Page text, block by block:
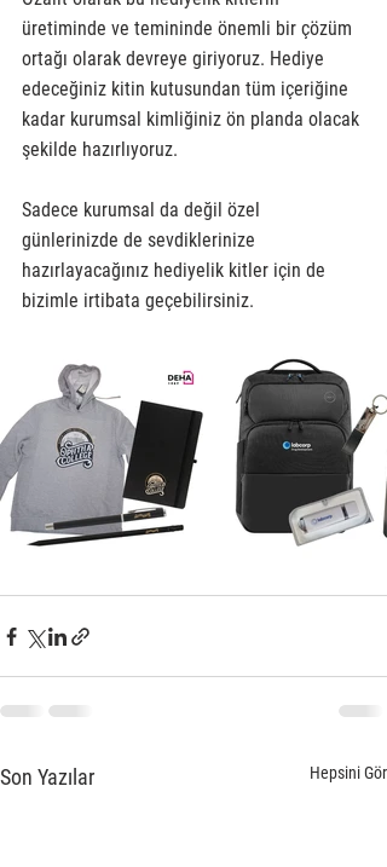
üretiminde ve temininde önemli bir çözüm
ortağı olarak devreye giriyoruz. Hediye
edeceğiniz kitin kutusundan tüm içeriğine
kadar kurumsal kimliğiniz ön planda olacak
şekilde hazırlıyoruz.
Sadece kurumsal da değil özel
günlerinizde de sevdiklerinize
hazırlayacağınız hediyelik kitler için de
bizimle irtibata geçebilirsiniz.
Son Yazılar Hepsini Gör